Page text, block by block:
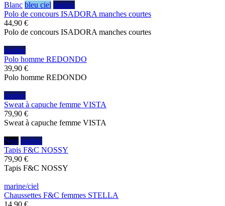
Blanc bleu ciel marine
Polo de concours ISADORA manches courtes
44,90 €
Polo de concours ISADORA manches courtes
marine
Polo homme REDONDO
39,90 €
Polo homme REDONDO
marine
Sweat à capuche femme VISTA
79,90 €
Sweat à capuche femme VISTA
Noir marine
Tapis F&C NOSSY
79,90 €
Tapis F&C NOSSY
marine/ciel
Chaussettes F&C femmes STELLA